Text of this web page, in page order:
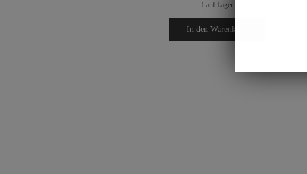
1 auf Lager
In den Warenkorb